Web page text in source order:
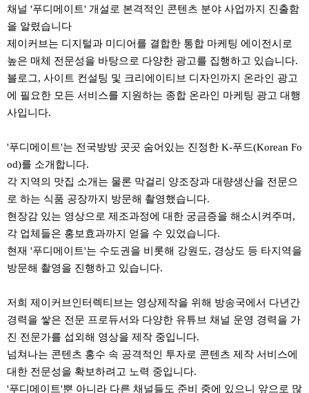
채널 '푸디메이트' 개설로 본격적인 콘텐츠 분야 사업까지 진출함
을 알렸습니다
제이커브는 디지털과 미디어를 결합한 통합 마케팅 에이전시로
높은 매체 전문성을 바탕으로 다양한 광고를 집행하고 있습니다.
블로그, 사이트 컨설팅 및 크리에이티브 디자인까지 온라인 광고
에 필요한 모든 서비스를 지원하는 종합 온라인 마케팅 광고 대행
사입니다.
'푸디메이트'는 전국방방 곳곳 숨어있는 진정한 K-푸드(Korean Fo
od)를 소개합니다.
각 지역의 맛집 소개는 물론 막걸리 양조장과 대량생산을 전문으
로 하는 식품 공장까지 방문해 촬영했습니다.
현장감 있는 영상으로 제조과정에 대한 궁금증을 해소시켜주며,
각 업체들은 홍보효과까지 얻을 수 있었습니다.
현재 '푸디메이트'는 수도권을 비롯해 강원도, 경상도 등 타지역을
방문해 촬영을 진행하고 있습니다.
저희 제이커브인터렉티브는 영상제작을 위해 방송국에서 다년간
경력을 쌓은 전문 프로듀서와 다양한 유튜브 채널 운영 경력을 가
진 전문가를 섭외해 영상을 제작 중입니다.
넘쳐나는 콘텐츠 홍수 속 공격적인 투자로 콘텐츠 제작 서비스에
대한 전문성을 확보하려고 노력 중입니다.
'푸디메이트'뿐 아니라 다른 채널들도 준비 중에 있으니 앞으로 많